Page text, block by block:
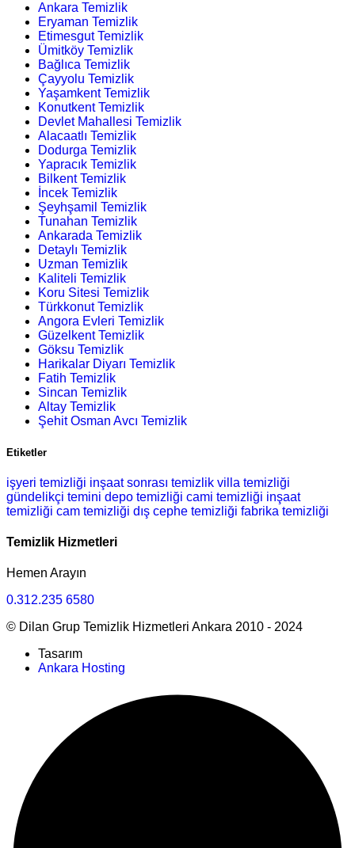
Ankara Temizlik
Eryaman Temizlik
Etimesgut Temizlik
Ümitköy Temizlik
Bağlıca Temizlik
Çayyolu Temizlik
Yaşamkent Temizlik
Konutkent Temizlik
Devlet Mahallesi Temizlik
Alacaatlı Temizlik
Dodurga Temizlik
Yapracık Temizlik
Bilkent Temizlik
İncek Temizlik
Şeyhşamil Temizlik
Tunahan Temizlik
Ankarada Temizlik
Detaylı Temizlik
Uzman Temizlik
Kaliteli Temizlik
Koru Sitesi Temizlik
Türkkonut Temizlik
Angora Evleri Temizlik
Güzelkent Temizlik
Göksu Temizlik
Harikalar Diyarı Temizlik
Fatih Temizlik
Sincan Temizlik
Altay Temizlik
Şehit Osman Avcı Temizlik
Etiketler
işyeri temizliği inşaat sonrası temizlik villa temizliği
gündelikçi temini depo temizliği cami temizliği inşaat
temizliği cam temizliği dış cephe temizliği fabrika temizliği
Temizlik Hizmetleri
Hemen Arayın
0.312.235 6580
© Dilan Grup Temizlik Hizmetleri Ankara 2010 - 2024
Tasarım
Ankara Hosting